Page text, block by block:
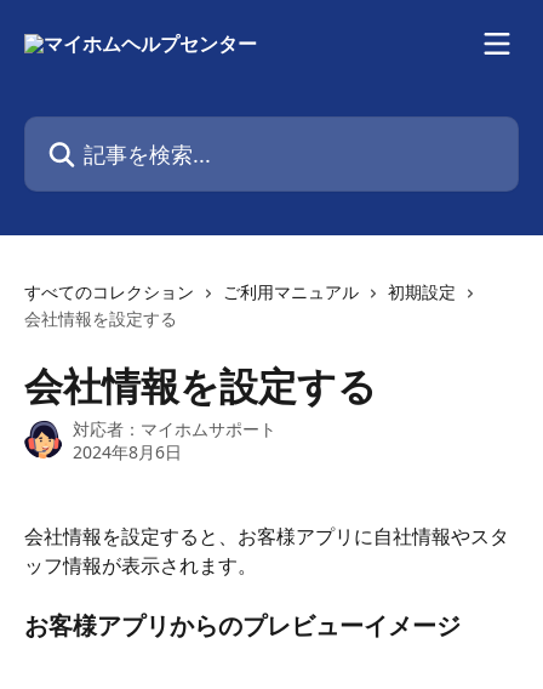
記事を検索...
すべてのコレクション ご利用マニュアル
初期設定
会社情報を設定する
会社情報を設定する
対応者： マイホムサポート
2024年8月6日
会社情報を設定すると、お客様アプリに自社情報やスタ
ッフ情報が表示されます。
お客様アプリからのプレビューイメージ